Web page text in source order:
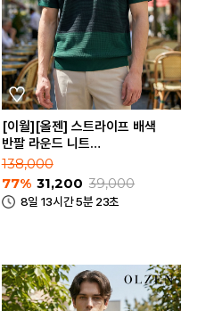
[이월][올젠] 스트라이프 배색
반팔 라운드 니트
(ZOE2ER1346)
138,000
77% 31,200 39,000
8일 13시간 5분 23초